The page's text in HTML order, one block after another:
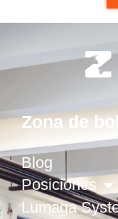
Zona de
Blog
Posiciones
Lumaga